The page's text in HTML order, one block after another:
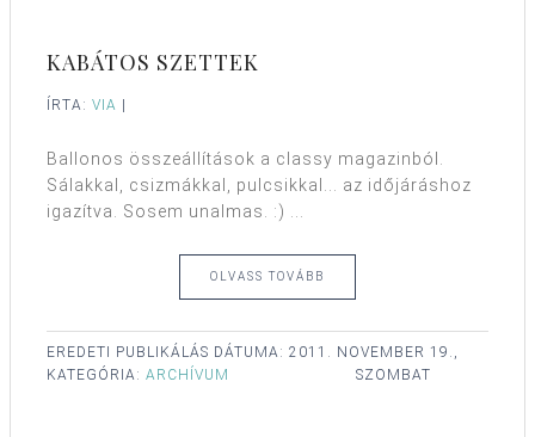
KABÁTOS SZETTEK
ÍRTA: VIA
Ballonos összeállítások a classy magazinból.
Sálakkal, csizmákkal, pulcsikkal... az időjáráshoz
igazítva. Sosem unalmas. :) ...
OLVASS TOVÁBB
EREDETI PUBLIKÁLÁS DÁTUMA: 2011. NOVEMBER 19.,
SZOMBAT
KATEGÓRIA: ARCHÍVUM